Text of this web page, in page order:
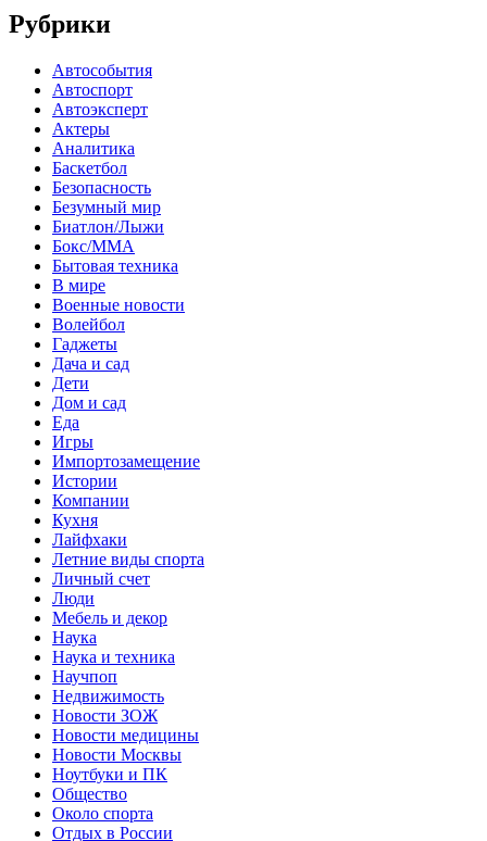
Рубрики
Автособытия
Автоспорт
Автоэксперт
Актеры
Аналитика
Баскетбол
Безопасность
Безумный мир
Биатлон/Лыжи
Бокс/MMA
Бытовая техника
В мире
Военные новости
Волейбол
Гаджеты
Дача и сад
Дети
Дом и сад
Еда
Игры
Импортозамещение
Истории
Компании
Кухня
Лайфхаки
Летние виды спорта
Личный счет
Люди
Мебель и декор
Наука
Наука и техника
Научпоп
Недвижимость
Новости ЗОЖ
Новости медицины
Новости Москвы
Ноутбуки и ПК
Общество
Около спорта
Отдых в России